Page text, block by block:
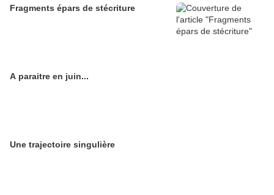
Fragments épars de stécriture
A paraitre en juin...
Une trajectoire singulière